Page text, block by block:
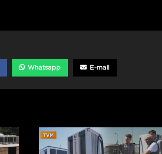
Whatsapp E-mail